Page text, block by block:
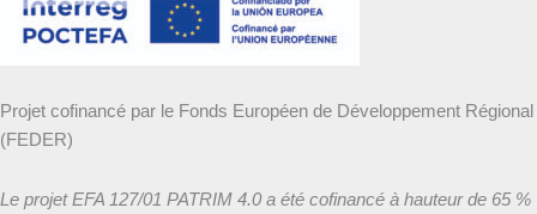
Projet cofinancé par le Fonds Européen de Développement Régional
(FEDER)
Le projet EFA 127/01 PATRIM 4.0 a été cofinancé à hauteur de 65 %